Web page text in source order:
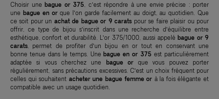
Choisir une bague or 375 , c’est répondre à une envie précise : porter
une bague en orque l’on garde facilement au doigt, au quotidien. Que
ce soit pour un achat de bague or 9 caratspour se faire plaisir ou pour
offrir, ce type de bijou s’inscrit dans une recherche d’équilibre entre
esthétique, confort et durabilité. L’or 375/1000, aussi appelébague or 9
carats, permet de profiter d’un bijou en or tout en conservant une
bonne tenue dans le temps. Unebague en or 375 est particulièrement
adaptée si vous cherchez une bague orque vous pouvez porter
régulièrement, sans précautions excessives. C’est un choix fréquent pour
celles qui souhaitent acheter une bague femme or à la fois élégante et
compatible avec un usage quotidien.